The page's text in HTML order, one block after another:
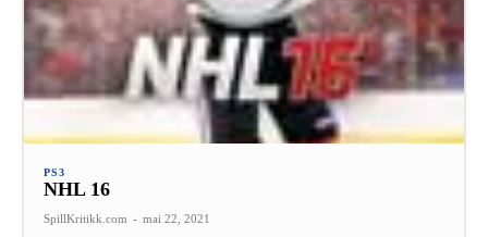
PS3
NHL 16
SpillKritikk.com - mai 22, 2021